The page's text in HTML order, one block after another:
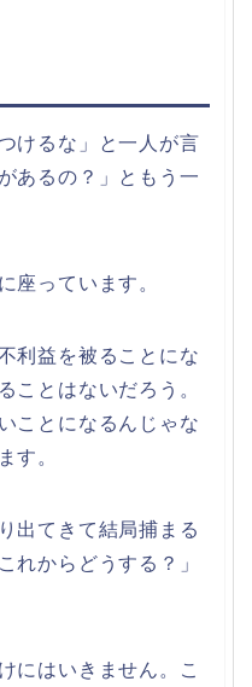
けるな」と一人が言
あるの？」ともう一
座っています。
利益を被ることにな
ことはないだろう。
ことになるんじゃな
す。
出てきて結局捕まる
れからどうする？」
にはいきません。こ